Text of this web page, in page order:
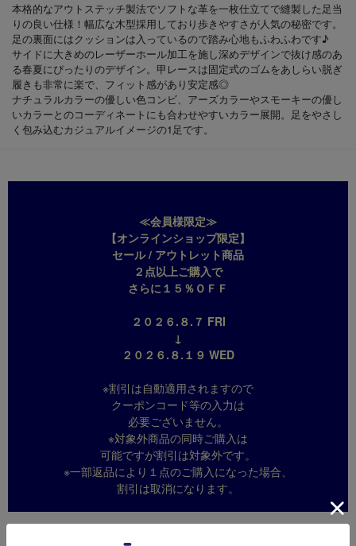
本格的なアウトステッチ製法でソフトな革を一枚仕立てで縫製した足当
りの良い仕様！幅広な木型採用しており歩きやすさが人気の秘密です。
足の裏面にはクッションは入っているので踏み心地もふわふわです♪
サイドに大きめのレーザーホール加工を施し深めデザインで抜け感のあ
る春夏にぴったりのデザイン。甲レースは固定式のゴムをあしらい脱ぎ
履きも非常に楽で、フィット感があり安定感◎
ナチュラルカラーの優しい色コンビ、アーズカラーやスモーキーの優し
いカラーとのコーディネートにも合わせやすいカラー展開。足をやさし
く包み込むカジュアルイメージの1足です。
≪会員様限定≫
【オンラインショップ限定】
セール / アウトレット商品
２点以上ご購入で
さらに１５％ＯＦＦ
２０２６.８.７ FRI
↓
２０２６.８.１９ WED
※割引は自動適用されますので
クーポンコード等の入力は
必要ございません。
※対象外商品の同時ご購入は
可能ですが割引は対象外です。
※一部返品により１点のご購入になった場合、
割引は取消になります。